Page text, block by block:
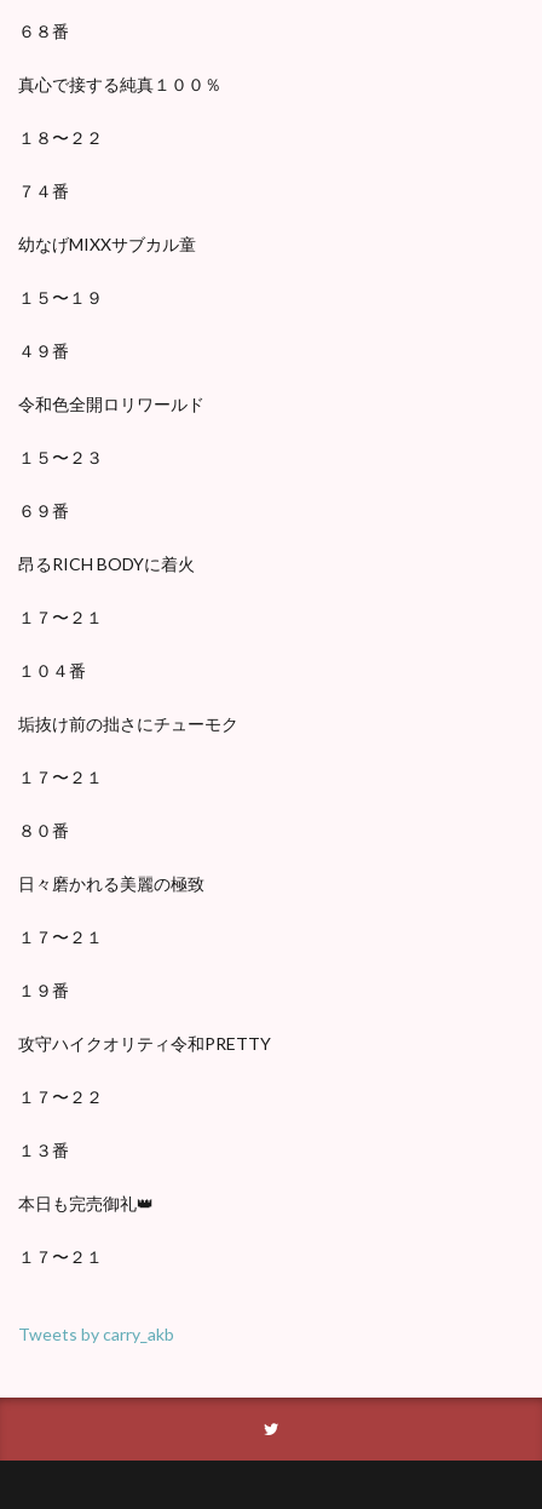
６８番
真心で接する純真１００％
１８〜２２
７４番
幼なげMIXXサブカル童
１５〜１９
４９番
令和色全開ロリワールド
１５〜２３
６９番
昂るRICH BODYに着火
１７〜２１
１０４番
垢抜け前の拙さにチューモク
１７〜２１
８０番
日々磨かれる美麗の極致
１７〜２１
１９番
攻守ハイクオリティ令和PRETTY
１７〜２２
１３番
本日も完売御礼👑
１７〜２１
Tweets by carry_akb